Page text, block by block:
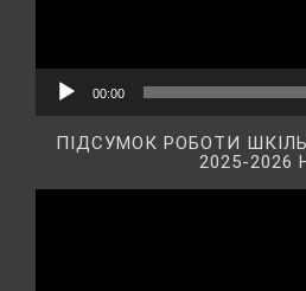
00:00
ПІДСУМОК РОБОТИ
2025-2026